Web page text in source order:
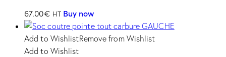
67.00€ HT Buy now
Add to WishlistRemove from Wishlist
Add to Wishlist